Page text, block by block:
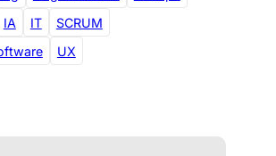
IA IT
SCRUM
UX